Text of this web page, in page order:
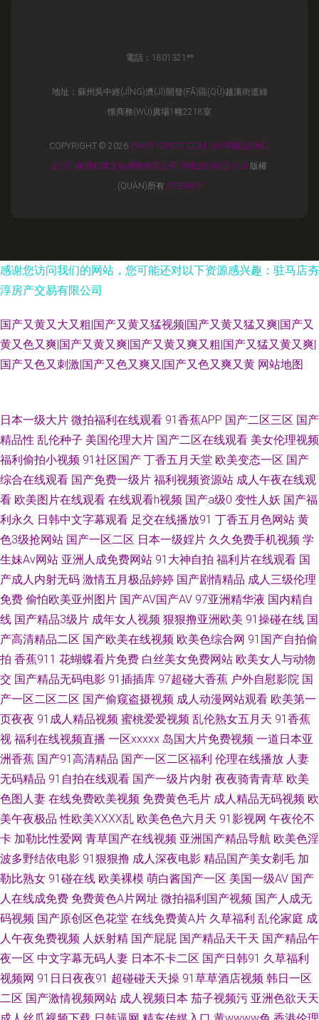
電話：1801321**
地址：蘇州吳中經(JĪNG)濟(JÌ)開發(FĀ)區(QŪ)越溪街道綠
憬商務(WÙ)廣場1幢2218室
COPYRIGHT © 2026 WWW.YSWDQ.COM.CN 平面設(SHÈ)
計(JÌ) 蘇州代客文化傳播有限公司 平面設(SHÈ)計(JÌ) 版權
(QUÁN)所有 SITEMAP
感谢您访问我们的网站，您可能还对以下资源感兴趣：驻马店夯
淳房产交易有限公司
国产又黄又大又粗|国产又黄又猛视频|国产又黄又猛又爽|国产又
黄又色又爽|国产又黄又爽|国产又黄又爽又粗|国产又猛又黄又爽|
国产又色又刺激|国产又色又爽又|国产又色又爽又黄 网站地图
久久伊人青青 91九色蝌蚪视频 AV不卡电影网站 91色资源站 国产92AV视频
92自啪 91官方网站在线观看 91av免费观看视频入口 午夜精品九九 色综合
18p 先锋影院资源av网 色久性愛視頻 日韩福利网站 91n视频网站在线看 阿v
视频在线免费观看 成人福利社区 黑丝网站 国产精品久久麻豆 95Av福利在线
播放 91快播视频在线观看 91操www 91传媒入口 午夜久草资源站 欧美性爱1
新影音先锋av网站 一级AV自拍 AV免费大全 日韩福利精品网站 超碰手机成人
在线 九九久久九九久久九 国产一区网站 青草视频区 天堂男人人 韩国av合集
午夜福利九洲 亚洲在线97av 91美脚视频网站 阿V视频免费在线观看 欧美内
射在线观看 大香蕉国产 东方av最新网址 91无毛 超碰91在线中文 蜜臀嫩屄
青青狠狠人人91 青青草原综合网 精品天堂91 国产精品1区2区 ts伪娘 91麻
豆福利院影 91成年人观看 五月花影院 色久悠悠亚洲伊人网 论理肏屁屄片 黑
丝在线观看视频 爱福利导航 91在线观看免费高清 91看片地址 91AV导航福
利 午夜性生爱妇妻视频 日韩另类视屏 老司机色导航 久久嫩草精品精品 国产
手机在线播放91 超踫人人色导航 91原创视频在线观看 91海外视频免费观看
91超碰 无码先锋影音 欧美国产成人 国内在线91 大香蕉福利院 91在线黑丝
导航 91链接免费下载 91传煤网站直接进入 香蕉91在线 91国产黑丝足交 影
音先锋强奸电影 少妇黑森林 麻豆久久 国产欧美日韩激情 大香蕉丝袜伊人 91
日本一级大片 微拍福利在线观看 91香蕉APP 国产二区三区 国产
精品性 乱伦种子 美国伦理大片 国产二区在线观看 美女伦理视频
福利偷拍小视频 91社区国产 丁香五月天堂 欧美变态一区 国产
综合在线观看 国产免费一级片 福利视频资源站 成人午夜在线观
看 欧美图片在线观看 在线观看h视频 国产a级0 变性人妖 国产福
利永久 日韩中文字幕观看 足交在线播放91 丁香五月色网站 黄
色3级抢网站 国产一区二区 日本一级婬片 久久免费手机视频 学
生妹Av网站 亚洲人成免费网站 91大神自拍 福利片在线观看 国
产成人内射无码 激情五月极品婷婷 国产剧情精品 成人三级伦理
免费 偷怕欧美亚州图片 国产AV国产AV 97亚洲精华液 国内精自
线 国产精品3级片 成年女人视频 狠狠撸亚洲欧美 91操碰在线 国
产高清精品二区 国产欧美在线视频 欧美色综合网 91国产自拍偷
拍 香蕉911 花蝴蝶看片免费 白丝美女免费网站 欧美女人与动物
交 国产精品无码电影 91插插库 97超碰大香蕉 户外自慰影院 国
产一区二区二区 国产偷窥盗摄视频 成人动漫网站观看 欧美第一
页夜夜 91成人精品视频 蜜桃爱爱视频 乱伦熟女五月天 91香蕉
视 福利在线视频直播 一区xxxxx 岛国大片免费视频 一道日本亚
洲香蕉 国产91高清精品 国产一区二区福利 伦理在线播放 人妻
无码精品 91自拍在线观看 国产一级片内射 夜夜骑青青草 欧美
色图人妻 在线免费欧美视频 免费黄色毛片 成人精品无码视频 欧
美午夜极品 性欧美ⅩⅩⅩⅩ乱 欧美色色六月天 91影视网 午夜伦不
卡 加勒比性爱网 青草国产在线视频 亚洲国产精品导航 欧美色淫
波多野结依电影 91狠狠撸 成人深夜电影 精品国产美女剃毛 加
勒比熟女 91碰在线 欧美裸模 萌白酱国产一区 美国一级AV 国产
人在线成免费 免费黄色A片网址 微拍福利国产视频 国产人成无
码视频 国产原创区色花堂 在线免费黄A片 久草福利 乱伦家庭 成
人午夜免费视频 人妖射精 国产屁屁 国产精品天干天 国产精品午
夜一区 中文字幕无码人妻 日本不卡二区 国产日韩91 久草福利
视频网 91日日夜夜91 超碰碰天天操 91草草酒店视频 韩日一区
二区 国产激情视频网站 成人视频日本 茄子视频污 亚洲色欲天天